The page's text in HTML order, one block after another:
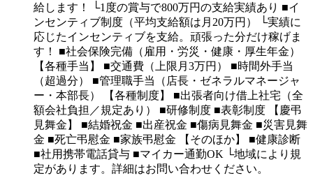
給します！
└1度の賞与で800万円の支給実績あり ■イ
ンセンティブ制度（平均支給額は月20万円）
└実績に
応じたインセンティブを支給。頑張った分だけ稼げま
す！
■社会保険完備（雇用・労災・健康・厚生年金）
【各種手当】
■交通費（上限月3万円）
■時間外手当
（超過分）
■管理職手当（店長・ゼネラルマネージャ
ー・本部長）
【各種制度】
■出張者向け借上社宅（全
額会社負担／規定あり）
■研修制度 ■表彰制度
【慶弔
見舞金】
■結婚祝金 ■出産祝金 ■傷病見舞金 ■災害見舞
金 ■死亡弔慰金 ■家族弔慰金 【そのほか】
■健康診断
■社用携帯電話貸与 ■マイカー通勤OK └地域により規
定があります。詳細はお問い合わせください。